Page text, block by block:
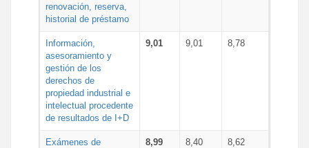
renovación, reserva,
historial de préstamo
Información,
asesoramiento y
gestión de los
derechos de
propiedad industrial e
intelectual procedente
de resultados de I+D
9,01 9,01 8,78
Exámenes de
8,99 8,40 8,62